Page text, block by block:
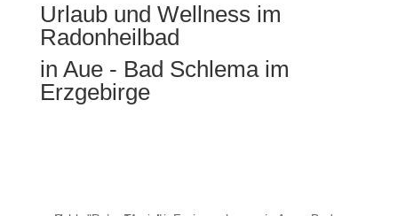
Urlaub und Wellness im
Radonheilbad
in Aue - Bad Schlema im
Erzgebirge